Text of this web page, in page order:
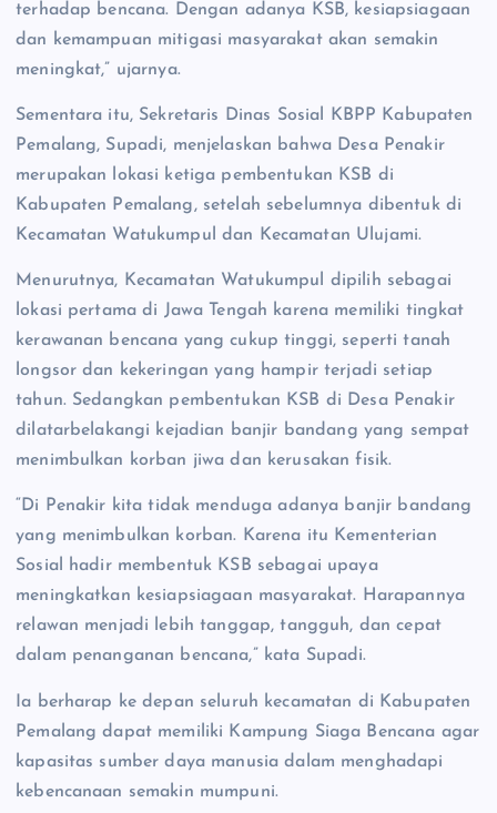
terhadap bencana. Dengan adanya KSB, kesiapsiagaan
dan kemampuan mitigasi masyarakat akan semakin
meningkat,” ujarnya.
Sementara itu, Sekretaris Dinas Sosial KBPP Kabupaten
Pemalang, Supadi, menjelaskan bahwa Desa Penakir
merupakan lokasi ketiga pembentukan KSB di
Kabupaten Pemalang, setelah sebelumnya dibentuk di
Kecamatan Watukumpul dan Kecamatan Ulujami.
Menurutnya, Kecamatan Watukumpul dipilih sebagai
lokasi pertama di Jawa Tengah karena memiliki tingkat
kerawanan bencana yang cukup tinggi, seperti tanah
longsor dan kekeringan yang hampir terjadi setiap
tahun. Sedangkan pembentukan KSB di Desa Penakir
dilatarbelakangi kejadian banjir bandang yang sempat
menimbulkan korban jiwa dan kerusakan fisik.
“Di Penakir kita tidak menduga adanya banjir bandang
yang menimbulkan korban. Karena itu Kementerian
Sosial hadir membentuk KSB sebagai upaya
meningkatkan kesiapsiagaan masyarakat. Harapannya
relawan menjadi lebih tanggap, tangguh, dan cepat
dalam penanganan bencana,” kata Supadi.
Ia berharap ke depan seluruh kecamatan di Kabupaten
Pemalang dapat memiliki Kampung Siaga Bencana agar
kapasitas sumber daya manusia dalam menghadapi
kebencanaan semakin mumpuni.